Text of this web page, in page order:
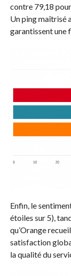
contre 79,18
Un ping maîtrisé
garantissent une
Enfin, le
étoiles sur 5),
qu’Orange
satisfaction
la qualité du